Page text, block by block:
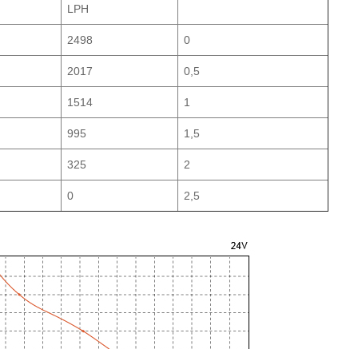
LPH
2498 0
2017 0,5
1514 1
995 1,5
325 2
0 2,5